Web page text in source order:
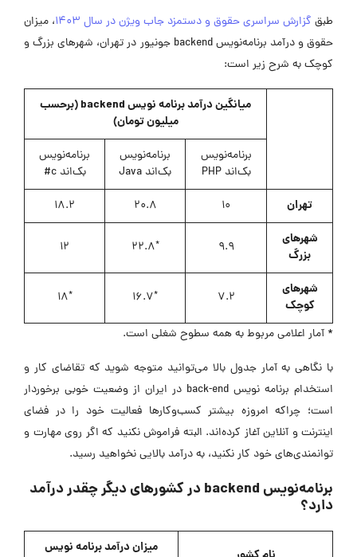
طبق گزارش سراسری حقوق و دستمزد جاب ویژن در سال 1403
، میزان
حقوق و درآمد برنامه‌نویس backend جونیور در تهران، شهرهای بزرگ و
کوچک به شرح زیر است:
میانگین درآمد برنامه نویس backend (برحسب
میلیون تومان)
برنامه‌نویس
بک‌اند PHP
برنامه‌نویس
بک‌اند Java
برنامه‌نویس
بک‌اند c#
تهران 10
20.8
18.2
شهرهای
بزرگ
9.9
*
22.8
12
شهرهای
کوچک
7.2
*
16.7
*
18
* آمار اعلامی مربوط به همه سطوح شغلی است.
با نگاهی به آمار جدول بالا می‌توانید متوجه شوید که تقاضای کار و
استخدام برنامه نویس back-end در ایران از وضعیت خوبی برخوردار
است؛ چراکه امروزه بیشتر کسب‌و‌کارها فعالیت خود را در فضای
اینترنت و آنلاین آغاز کرده‌اند. البته فراموش نکنید که اگر روی مهارت و
توانمندی‌های خود کار نکنید، به درآمد بالایی نخواهید رسید.
برنامه‌نویس backend در کشورهای دیگر چقدر درآمد
دارد؟
میزان درآمد برنامه نویس